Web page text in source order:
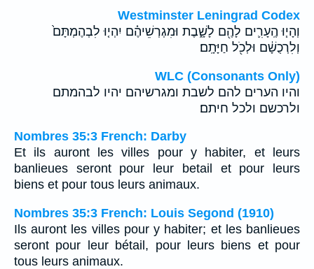
Westminster Leningrad Codex
וְהָי֧וּ הֶֽעָרִ֛ים לָהֶ֖ם לָשָׁ֑בֶת וּמִגְרְשֵׁיהֶ֗ם יִהְי֤וּ לִבְהֶמְתָּם֙
וְלִרְכֻשָׁ֔ם וּלְכֹ֖ל חַיָּתָֽם׃
WLC (Consonants Only)
והיו הערים להם לשבת ומגרשיהם יהיו לבהמתם
ולרכשם ולכל חיתם׃
Nombres 35:3 French: Darby
Et ils auront les villes pour y habiter, et leurs
banlieues seront pour leur betail et pour leurs
biens et pour tous leurs animaux.
Nombres 35:3 French: Louis Segond (1910)
Ils auront les villes pour y habiter; et les banlieues
seront pour leur bétail, pour leurs biens et pour
tous leurs animaux.